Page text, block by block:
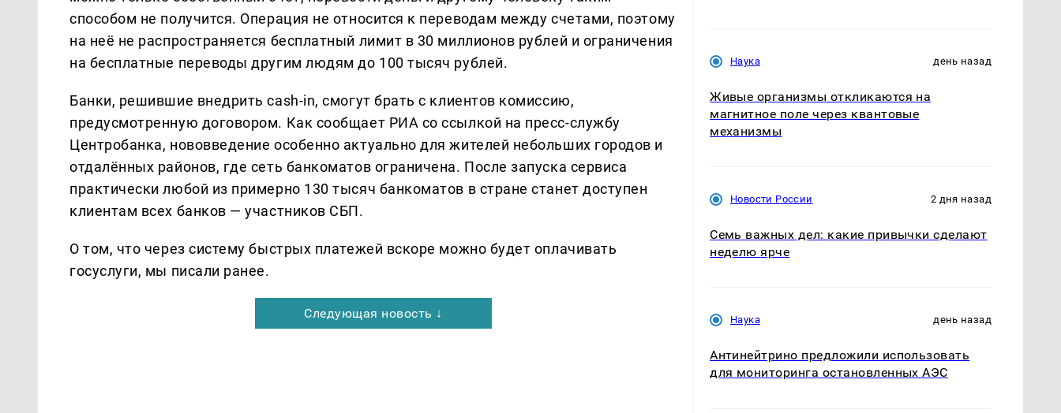
способом не получится. Операция не относится к переводам между счетами, поэтому
на неё не распространяется бесплатный лимит в 30 миллионов рублей и ограничения
на бесплатные переводы другим людям до 100 тысяч рублей.
Банки, решившие внедрить cash-in, смогут брать с клиентов комиссию,
предусмотренную договором. Как сообщает РИА со ссылкой на пресс-службу
Центробанка, нововведение особенно актуально для жителей небольших городов и
отдалённых районов, где сеть банкоматов ограничена. После запуска сервиса
практически любой из примерно 130 тысяч банкоматов в стране станет доступен
клиентам всех банков — участников СБП.
О том, что через систему быстрых платежей вскоре можно будет оплачивать
госуслуги, мы писали ранее.
Следующая новость ↓
Наука день назад
Живые организмы откликаются на
магнитное поле через квантовые
механизмы
Новости России 2 дня назад
Семь важных дел: какие привычки сделают
неделю ярче
Наука день назад
Антинейтрино предложили использовать
для мониторинга остановленных АЭС